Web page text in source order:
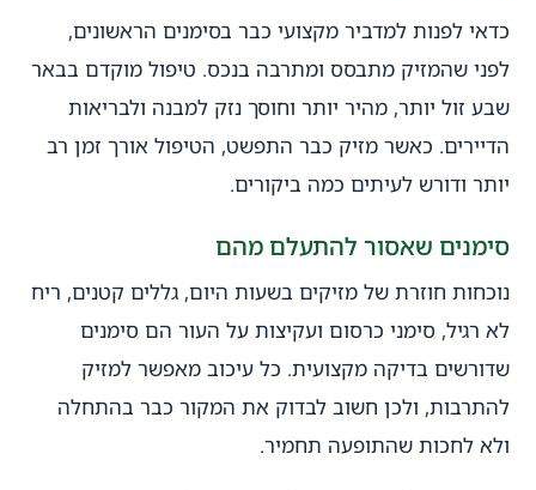
כדאי לפנות למדביר מקצועי כבר בסימנים הראשונים,
לפני שהמזיק מתבסס ומתרבה בנכס. טיפול מוקדם בבאר
שבע זול יותר, מהיר יותר וחוסך נזק למבנה ולבריאות
הדיירים. כאשר מזיק כבר התפשט, הטיפול אורך זמן רב
יותר ודורש לעיתים כמה ביקורים.
סימנים שאסור להתעלם מהם
נוכחות חוזרת של מזיקים בשעות היום, גללים קטנים, ריח
לא רגיל, סימני כרסום ועקיצות על העור הם סימנים
שדורשים בדיקה מקצועית. כל עיכוב מאפשר למזיק
להתרבות, ולכן חשוב לבדוק את המקור כבר בהתחלה
ולא לחכות שהתופעה תחמיר.